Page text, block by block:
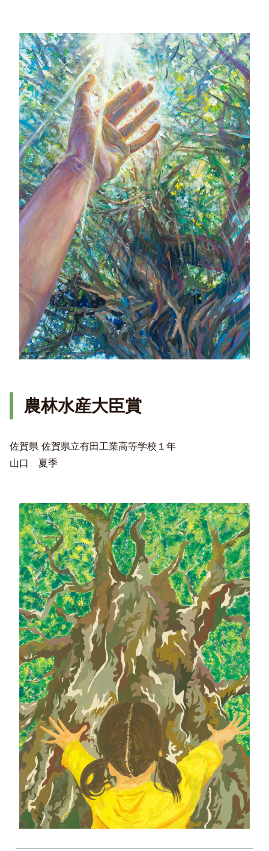
農林水産大臣賞
佐賀県 佐賀県立有田工業高等学校１年
山口 夏季